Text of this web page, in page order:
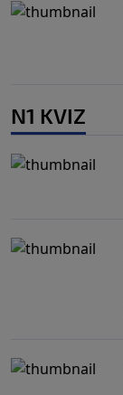
N1 KVIZ